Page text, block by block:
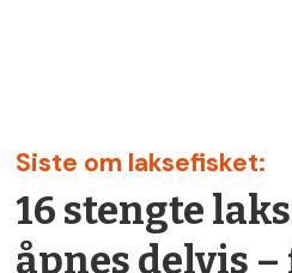
Siste om laksefisket:
16 stengte
åpnes delvis